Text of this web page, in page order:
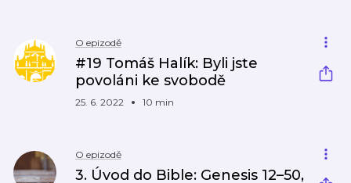
O epizodě
#19 Tomáš Halík: Byli jste
povoláni ke svobodě
25. 6. 2022 10 min
O epizodě
3. Úvod do Bible: Genesis 12–50,